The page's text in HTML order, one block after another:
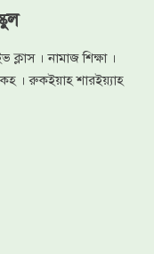
ক্লাস । নামাজ শিক্ষা ।
। রুকইয়াহ শারইয়্যাহ